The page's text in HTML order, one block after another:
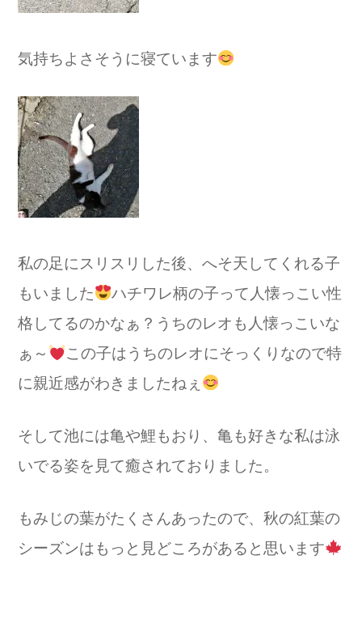
気持ちよさそうに寝ています
私の足にスリスリした後、へそ天してくれる子
もいました
ハチワレ柄の子って人懐っこい性
格してるのかなぁ？うちのレオも人懐っこいな
ぁ～
この子はうちのレオにそっくりなので特
に親近感がわきましたねぇ
そして池には亀や鯉もおり、亀も好きな私は泳
いでる姿を見て癒されておりました。
もみじの葉がたくさんあったので、秋の紅葉の
シーズンはもっと見どころがあると思います